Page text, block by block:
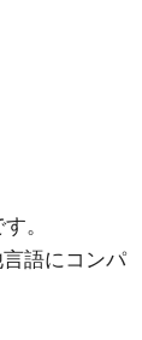
。
語にコンパ